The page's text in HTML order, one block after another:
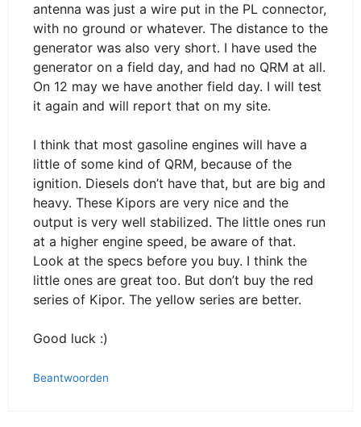
antenna was just a wire put in the PL connector,
with no ground or whatever. The distance to the
generator was also very short. I have used the
generator on a field day, and had no QRM at all.
On 12 may we have another field day. I will test
it again and will report that on my site.
I think that most gasoline engines will have a
little of some kind of QRM, because of the
ignition. Diesels don’t have that, but are big and
heavy. These Kipors are very nice and the
output is very well stabilized. The little ones run
at a higher engine speed, be aware of that.
Look at the specs before you buy. I think the
little ones are great too. But don’t buy the red
series of Kipor. The yellow series are better.
Good luck :)
Beantwoorden